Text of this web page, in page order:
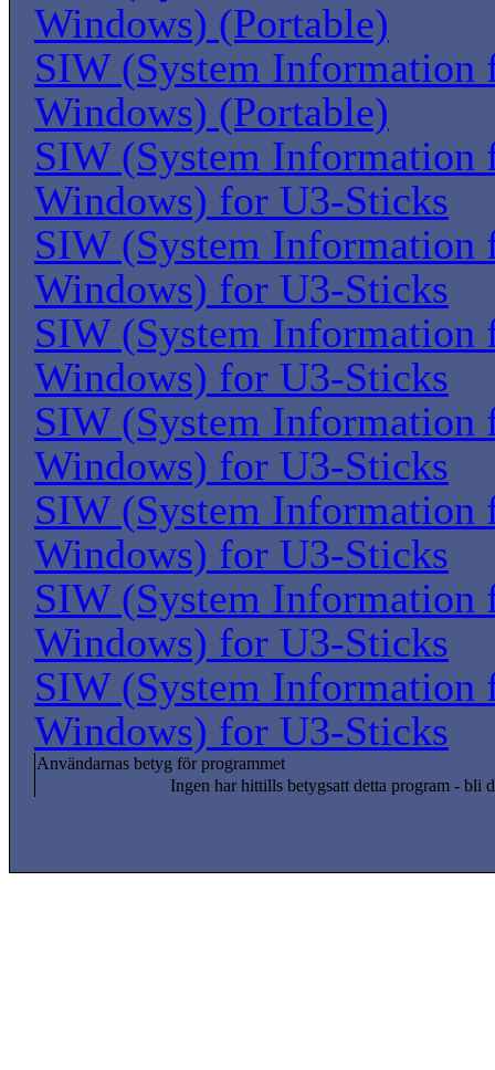
Windows) (Portable)
SIW (System Information
Windows) (Portable)
SIW (System Information
Windows) for U3-Sticks
SIW (System Information
Windows) for U3-Sticks
SIW (System Information
Windows) for U3-Sticks
SIW (System Information
Windows) for U3-Sticks
SIW (System Information
Windows) for U3-Sticks
SIW (System Information
Windows) for U3-Sticks
SIW (System Information
Windows) for U3-Sticks
Användarnas betyg för programmet
Ingen har hittills betygsatt detta program - bli